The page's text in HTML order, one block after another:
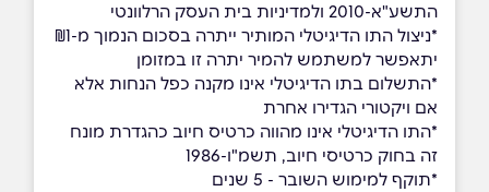
התשע"א-2010 ולמדיניות בית העסק הרלוונטי
*ניצול התו הדיגיטלי המותיר ייתרה בסכום הנמוך מ-₪1
יתאפשר למשתמש להמיר יתרה זו במזומן
*התשלום בתו הדיגיטלי אינו מקנה כפל הנחות אלא
אם ויקטורי הגדירו אחרת
*התו הדיגיטלי אינו מהווה כרטיס חיוב כהגדרת מונח
זה בחוק כרטיסי חיוב, תשמ"ו-1986
*תוקף למימוש השובר - 5 שנים